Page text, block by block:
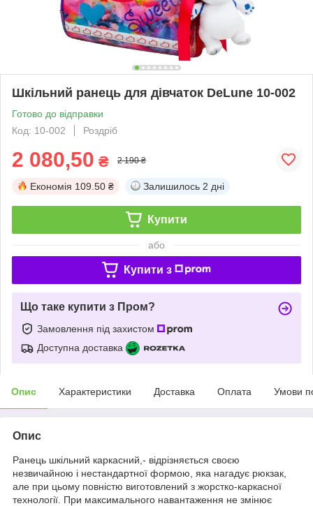
Шкільний ранець для дівчаток DeLune 10-002
Готово до відправки
Код: 10-002
Роздріб
2 080,50 ₴ 2 190 ₴
Економія 109.50 ₴ Залишилось 2 дні
Купити
або
Купити з
Що таке купити з Пром?
Замовлення під захистом
Доступна доставка
Опис Характеристики Доставка Оплата Умови
Опис
Ранець шкільний каркасний,- відрізняється своєю
незвичайною і нестандартної формою, яка нагадує рюкзак,
але при цьому повністю виготовлений з жорстко-каркасної
технології. При максимального навантаження не змінює